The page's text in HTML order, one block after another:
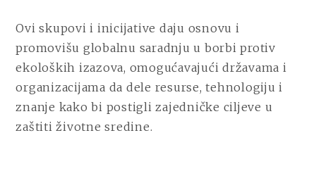
Ovi skupovi i inicijative daju osnovu i
promovišu globalnu saradnju u borbi protiv
ekoloških izazova, omogućavajući državama i
organizacijama da dele resurse, tehnologiju i
znanje kako bi postigli zajedničke ciljeve u
zaštiti životne sredine.